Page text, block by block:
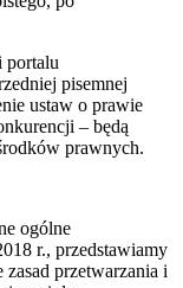
portalu
pisemnej
ustaw o prawie
– będą
prawnych.
ogólne
r., przedstawiamy
przetwarzania i